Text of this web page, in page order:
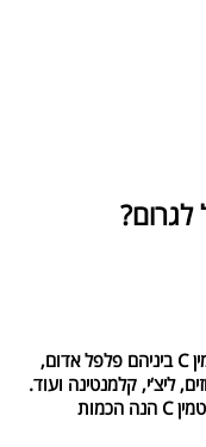
ובכן, יש המון מזונות שנחשבים לעשירים בויטמין C ביניהם פלפל אדום,
ליצ‘י, קלמנטינה ועוד.
יחד עם זאת, במידה והחלטתם לקחת תוסף ויטמין C הנה הכמות